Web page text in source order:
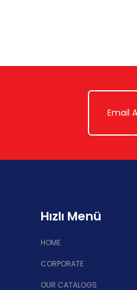
Hızlı Menü
HOME
CORPORATE
OUR CATALOGS